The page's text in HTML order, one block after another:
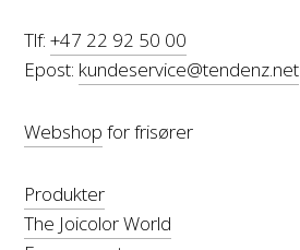
Tlf:+47 22 92 50 00
Epost: kundeservice@tendenz.net
Webshop for frisører
Produkter
The Joicolor World